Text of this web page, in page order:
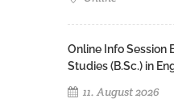
Online Info Session
Studies (B.Sc.) in
11. August 2026